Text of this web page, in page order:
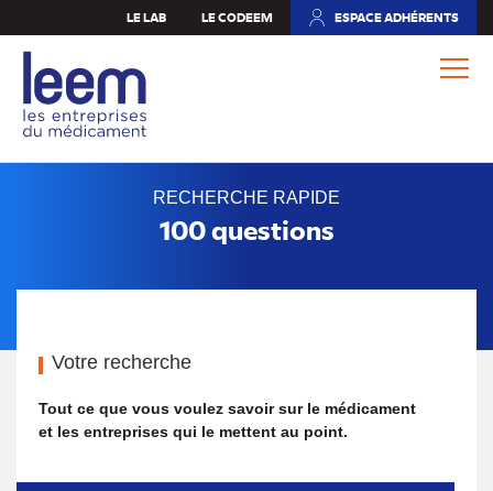
au
contenu
principal
LE LAB LE CODEEM ESPACE ADHÉRENTS
(NOUVEL
RECHERCHE RAPIDE
100 questions
Votre recherche
Tout ce que vous voulez savoir sur le médicament
et les entreprises qui le mettent au point.